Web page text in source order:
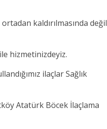
kaldırılmasında değil
hizmetinizdeyiz.
ilaçlar Sağlık
Atatürk Böcek İlaçlama